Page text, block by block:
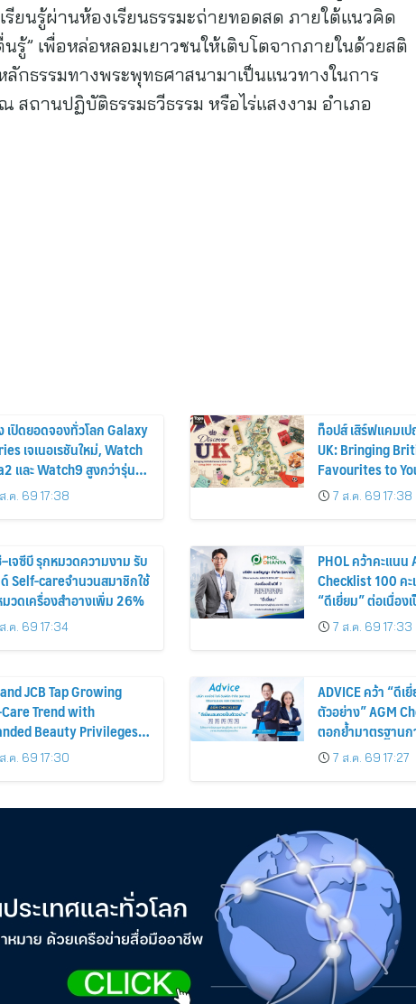
ยนรู้ผ่านห้องเรียนธรรมะถ่ายทอดสด ภายใต้แนวคิด
รู้” เพื่อหล่อหลอมเยาวชนให้เติบโตจากภายในด้วยสติ
ธรรมทางพระพุทธศาสนามาเป็นแนวทางในการ
สถานปฏิบัติธรรมธวีธรรม หรือไร่แสงงาม อำเภอ
เปิดยอดจองทั่วโลก Galaxy
เจเนอเรชันใหม่, Watch
และ Watch9 สูงกว่ารุ่น
ากว่า 30%
.ค. 69 17:38
ท็อปส์ เสิร์ฟแคมเ
UK: Bringing
Favourites to
อร่อยและไอเท็มฮิต
อาณาจักร ส่งตรง
7 ส.ค. 69 17:38
เจซีบี รุกหมวดความงาม รับ
Self-careจำนวนสมาชิกใช้
วดเครื่องสำอางเพิ่ม 26%
.ค. 69 17:34
PHOL คว้าคะแนน
Checklist 100 ค
“ดีเยี่ยม” ต่อเนื่อง
การดำเนินธุรกิจต
บาล โปร่งใส สร้าง
7 ส.ค. 69 17:33
JCB Tap Growing
Trend with
Beauty Privileges
of KTC JCB
Spending on
.ค. 69 17:30
ADVICE คว้า “ดีเ
ตัวอย่าง” AGM
ตอกย้ำมาตรฐาน
กิจการที่ดี
7 ส.ค. 69 17:27